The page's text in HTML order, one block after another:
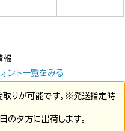
報
ント一覧をみる
取りが可能です。※発送指定時
の夕方に出荷します。